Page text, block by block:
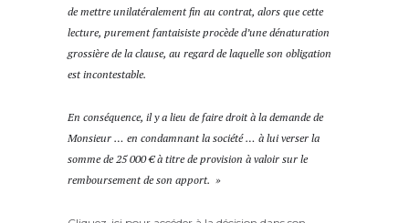
de mettre unilatéralement fin au contrat, alors que cette
lecture, purement fantaisiste procède d’une dénaturation
grossière de la clause, au regard de laquelle son obligation
est incontestable.
En conséquence, il y a lieu de faire droit à la demande de
Monsieur … en condamnant la société … à lui verser la
somme de 25 000 € à titre de provision à valoir sur le
remboursement de son apport. »